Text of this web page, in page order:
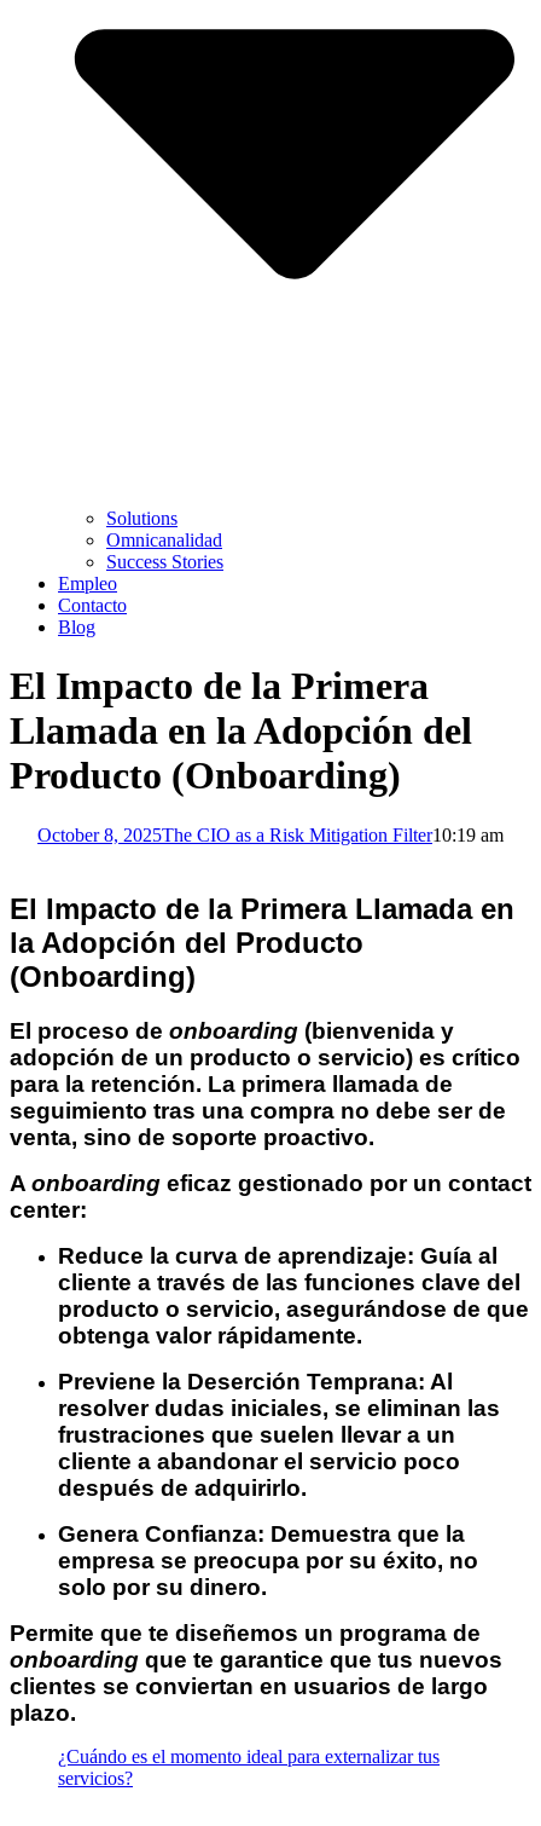
Solutions
Omnicanalidad
Success Stories
Empleo
Contacto
Blog
El Impacto de la Primera
Llamada en la Adopción del
Producto (Onboarding)
October 8, 2025The CIO as a Risk Mitigation Filter10:19 am
El Impacto de la Primera Llamada en
la Adopción del Producto
(Onboarding)
El proceso de onboarding (bienvenida y
adopción de un producto o servicio) es crítico
para la retención. La primera llamada de
seguimiento tras una compra no debe ser de
venta, sino de soporte proactivo.
A onboarding eficaz gestionado por un contact
center:
Reduce la curva de aprendizaje: Guía al
cliente a través de las funciones clave del
producto o servicio, asegurándose de que
obtenga valor rápidamente.
Previene la Deserción Temprana: Al
resolver dudas iniciales, se eliminan las
frustraciones que suelen llevar a un
cliente a abandonar el servicio poco
después de adquirirlo.
Genera Confianza: Demuestra que la
empresa se preocupa por su éxito, no
solo por su dinero.
Permite que te diseñemos un programa de
onboarding que te garantice que tus nuevos
clientes se conviertan en usuarios de largo
plazo.
¿Cuándo es el momento ideal para externalizar tus
servicios?